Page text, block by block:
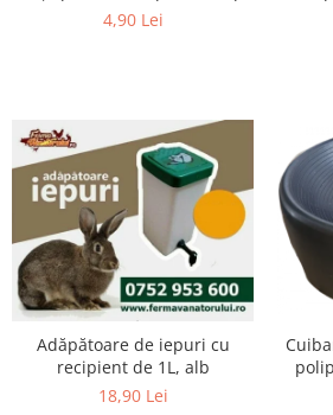
Unelte si accesorii de gradina
Accesorii irigatie
Accesorii solarii
Substrat
4,90 Lei
Adăpătoare de iepuri cu
recipient de 1L, alb
18,90 Lei